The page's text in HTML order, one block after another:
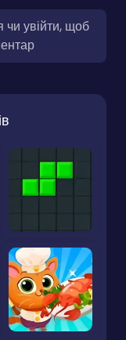
чи увійти, щоб